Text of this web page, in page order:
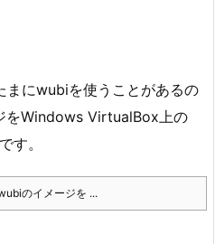
にwubiを使うことがあるの
をWindows VirtualBox上の
す。
のイメージを ...